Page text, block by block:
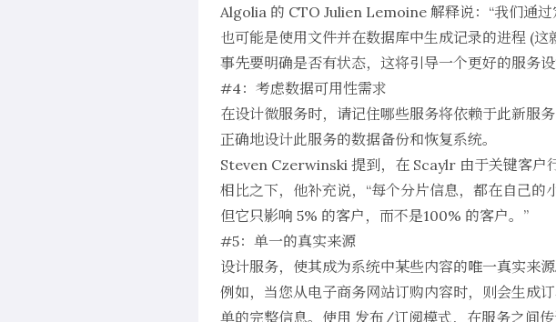
Algolia 的 CTO Julien Lemoine 解释说：“我们通
也可能是使用文件并在数据库中生成记录的进程 (这
事先要明确是否有状态，这将引导一个更好的服务设
#4：考虑数据可用性需求
在设计微服务时，请记住哪些服务将依赖于此新服
正确地设计此服务的数据备份和恢复系统。
Steven Czerwinski 提到，在 Scaylr 由于关键客户
相比之下，他补充说，“每个分片信息，都在自己的
但它只影响 5% 的客户，而不是100% 的客户。”
#5：单一的真实来源
设计服务，使其成为系统中某些内容的唯一真实来源
例如，当您从电子商务网站订购内容时，则会生成
单的完整信息。使用 发布/订阅模式，在服务之间